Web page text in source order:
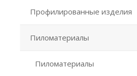
Профилированные изделия
Пиломатериалы
Пиломатериалы